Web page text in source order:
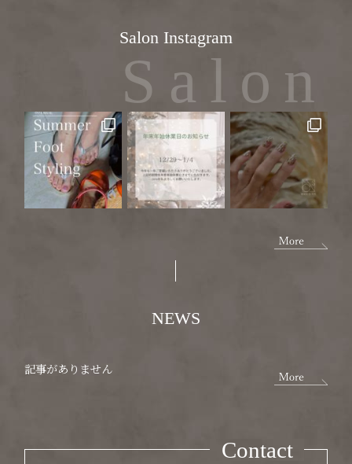
Salon Instagram
NEWS
記事がありません
Contact